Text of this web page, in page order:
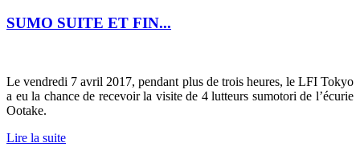
SUMO SUITE ET FIN...
Le vendredi 7 avril 2017, pendant plus de trois heures, le LFI Tokyo
a eu la chance de recevoir la visite de 4 lutteurs sumotori de l’écurie
Ootake.
Lire la suite